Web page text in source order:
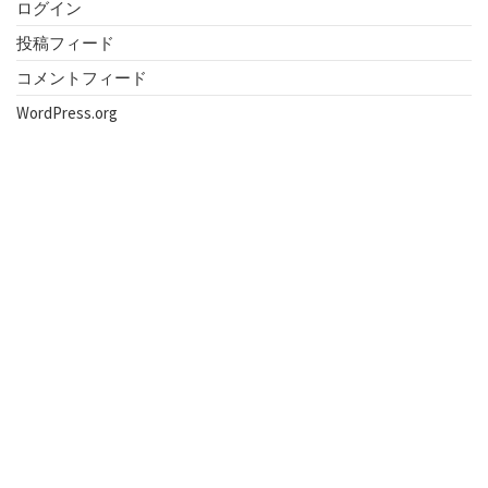
ログイン
投稿フィード
コメントフィード
WordPress.org